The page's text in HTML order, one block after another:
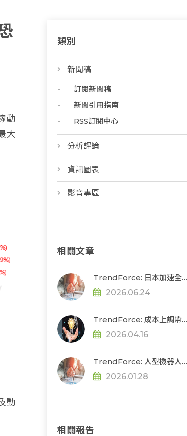
動
大
動
類別
新聞稿
訂閱新聞稿
新聞引用指南
RSS訂閱中心
分析評論
資訊圖表
影音專區
相關文章
TrendForce: 日本加速全固
態電池研發、供應鏈建立，
國家補助金額已達6.6億美元
2026.06.24
TrendForce: 成本上調帶
動，預估2Q26動力電芯價
格續漲2026.04.16
TrendForce: 人型機器人邁
向商用化，固態電池技術將
成突破動力瓶頸關鍵
2026.01.28
相關報告